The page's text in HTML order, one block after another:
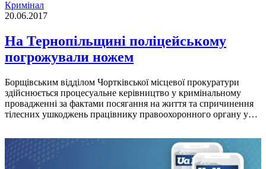
Кримінал
20.06.2017
На Тернопільщині поліцейському
погрожували ножем
Борщівським відділом Чортківської місцевої прокуратури
здійснюється процесуальне керівництво у кримінальному
провадженні за фактами посягання на життя та спричинення
тілесних ушкоджень працівнику правоохоронного органу у…